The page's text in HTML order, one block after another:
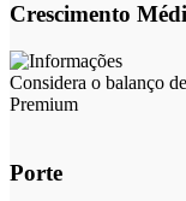
Crescimento
Considera o balanço
Premium
Porte